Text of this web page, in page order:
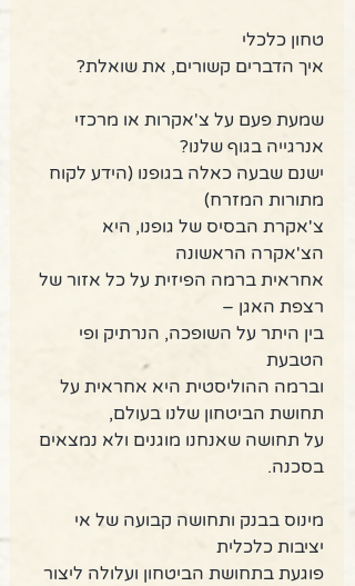
טחון כלכלי
איך הדברים קשורים, את שואלת?
שמעת פעם על צ'אקרות או מרכזי
אנרגייה בגוף שלנו?
ישנם שבעה כאלה בגופנו (הידע לקוח
מתורות המזרח)
צ'אקרת הבסיס של גופנו, היא
הצ'אקרה הראשונה
אחראית ברמה הפיזית על כל אזור של
רצפת האגן –
בין היתר על השופכה, הנרתיק ופי
הטבעת
וברמה ההוליסטית היא אחראית על
תחושת הביטחון שלנו בעולם,
על תחושה שאנחנו מוגנים ולא נמצאים
בסכנה.
מינוס בבנק ותחושה קבועה של אי
יציבות כלכלית
פוגעת בתחושת הביטחון ועלולה ליצור